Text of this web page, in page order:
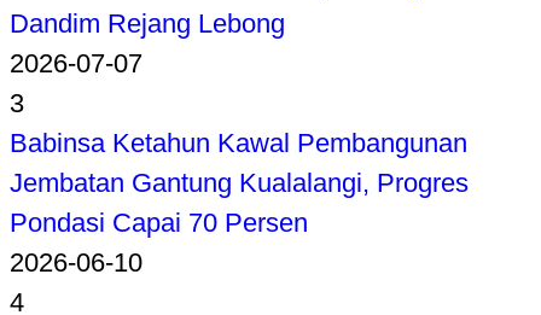
Dandim Rejang Lebong
2026-07-07
3
Babinsa Ketahun Kawal Pembangunan
Jembatan Gantung Kualalangi, Progres
Pondasi Capai 70 Persen
2026-06-10
4